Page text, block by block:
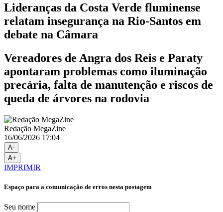
Lideranças da Costa Verde fluminense
relatam insegurança na Rio-Santos em
debate na Câmara
Vereadores de Angra dos Reis e Paraty
apontaram problemas como iluminação
precária, falta de manutenção e riscos de
queda de árvores na rodovia
Redação MegaZine
16/06/2026 17:04
A-
A+
IMPRIMIR
Espaço para a comunicação de erros nesta postagem
Seu nome